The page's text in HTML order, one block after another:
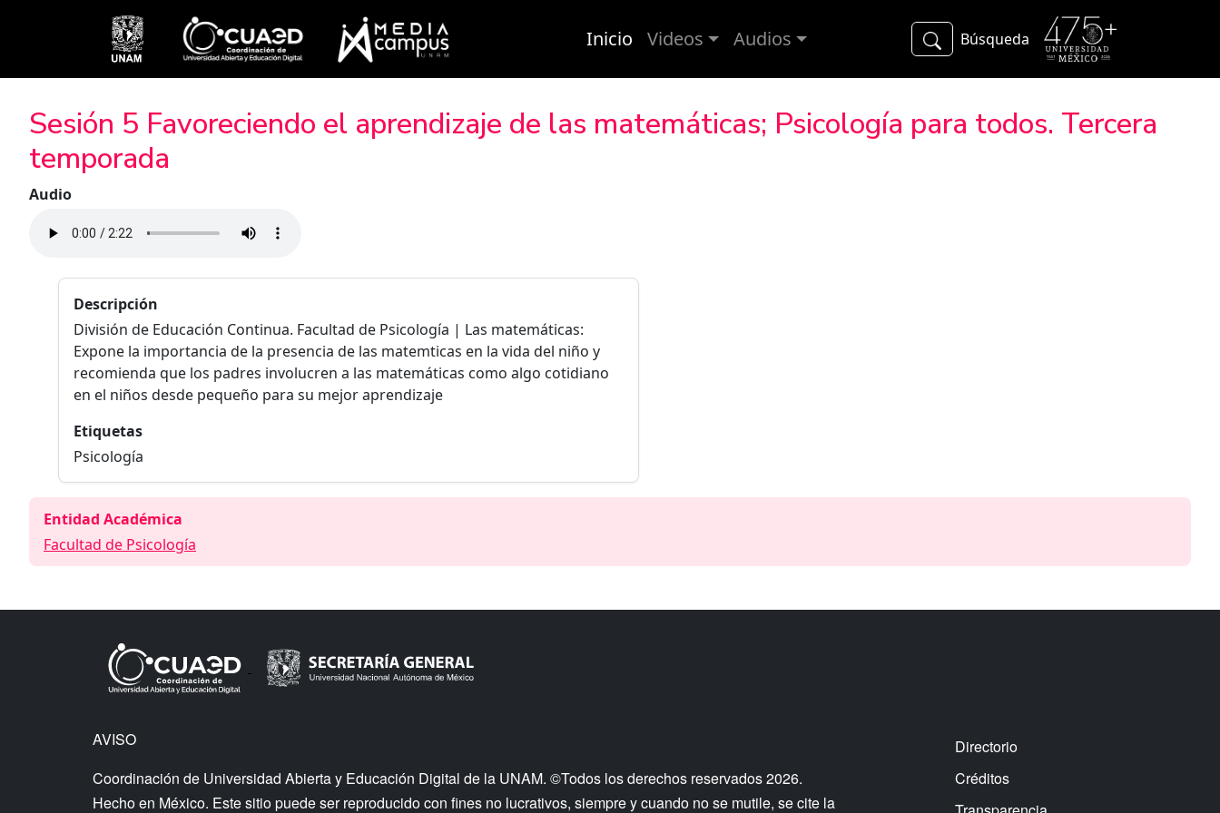
Inicio Videos Audios Búsqueda
Sesión 5 Favoreciendo el aprendizaje de las matemáticas; Psicología para todos. Tercera
temporada
Audio
Descripción
División de Educación Continua. Facultad de Psicología | Las matemáticas:
Expone la importancia de la presencia de las matemticas en la vida del niño y
recomienda que los padres involucren a las matemáticas como algo cotidiano
en el niños desde pequeño para su mejor aprendizaje
Etiquetas
Psicología
Entidad Académica
Facultad de Psicología
AVISO
Coordinación de Universidad Abierta y Educación Digital de la UNAM. ©Todos los derechos reservados 2026.
Hecho en México. Este sitio puede ser reproducido con fines no lucrativos, siempre y cuando no se mutile, se cite la
Directorio
Créditos